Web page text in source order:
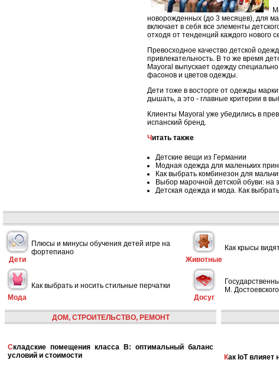
новорожденных (до 3 месяцев), для
включает в себя все элементы
отходя от тенденций каждого нового
Превосходное качество детской
привлекательность. В то же время
Mayoral выпускает одежду
фасонов и цветов одежды.
Дети тоже в восторге от одежды
дышать, а это - главные критерии в
Клиенты Mayoral уже убедились в
испанский бренд.
Читать также
Детские вещи из Германии
Модная одежда для маленьких
Как выбрать комбинезон для
Выбор марочной детской обуви: на
Детская одежда и мода. Как
Дети
Плюсы и минусы обучения детей игре на
фортепиано
Животные
Как крысы
Мода
Как выбрать и носить стильные перчатки
Досуг
М.
ДОМ, СТРОИТЕЛЬСТВО, РЕМОНТ
Складские помещения класса B: оптимальный баланс
условий и стоимости
Как IoT